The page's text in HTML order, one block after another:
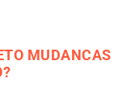
MUDANCAS